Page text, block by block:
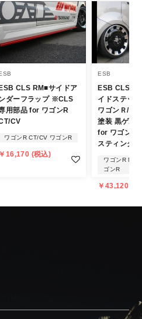
商品やカラー等、お間
します。
商品とカラーやイメー
もございます。
確認ください。
ラー等の大型商品は、
所止めができないこと
ださい。
も、メーカーによって
付店等の業者様をご指
、配送先が自動車関連
出来ないことがあるこ
い。
ESB CLS RM■サイドア
ダーフラップ ※CLS
用部品 for ワゴンR
CV
ワゴンR CT/CV ワゴンR
￥16,170 (税込)
ESB
ESB CLS-
イドステッ
ワゴンＲ/】
塗装 黒ゲル
for ワゴンR
スティング
ワゴンR
ゴンR
￥43,120 (税